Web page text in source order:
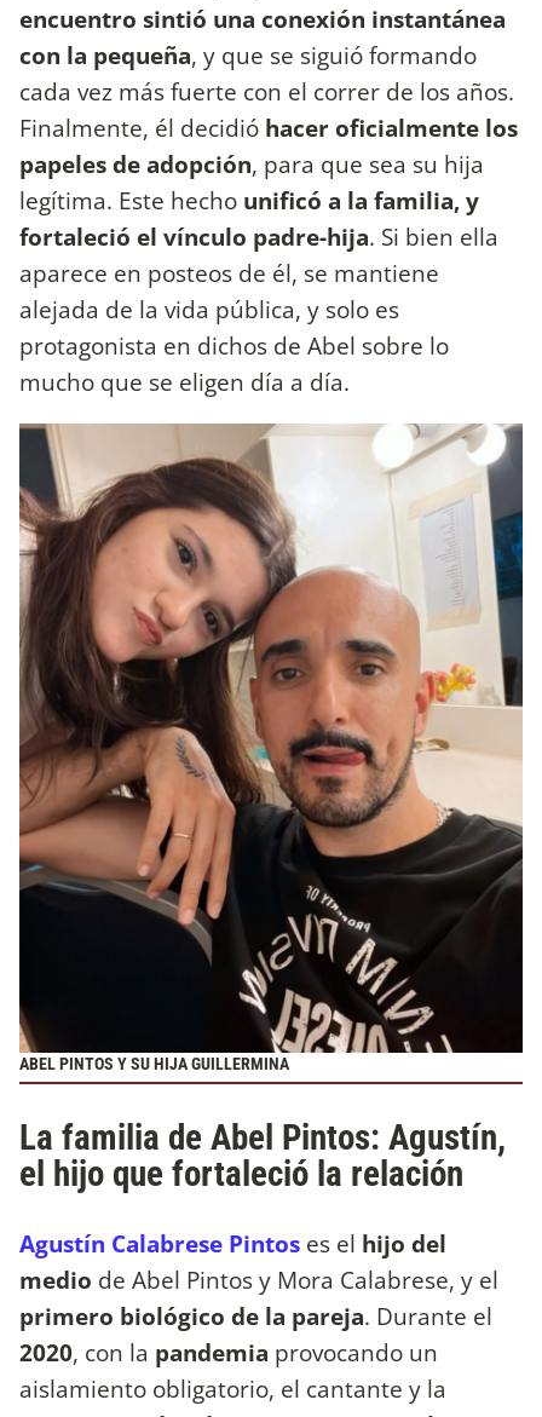
encuentro sintió una conexión instantánea
con la pequeña, y que se siguió formando
cada vez más fuerte con el correr de los años.
Finalmente, él decidió hacer oficialmente los
papeles de adopción, para que sea su hija
legítima. Este hecho unificó a la familia, y
fortaleció el vínculo padre-hija. Si bien ella
aparece en posteos de él, se mantiene
alejada de la vida pública, y solo es
protagonista en dichos de Abel sobre lo
mucho que se eligen día a día.
ABEL PINTOS Y SU HIJA GUILLERMINA
La familia de Abel Pintos: Agustín,
el hijo que fortaleció la relación
Agustín Calabrese Pintos es el hijo del
medio de Abel Pintos y Mora Calabrese, y el
primero biológico de la pareja. Durante el
2020, con la pandemia provocando un
aislamiento obligatorio, el cantante y la